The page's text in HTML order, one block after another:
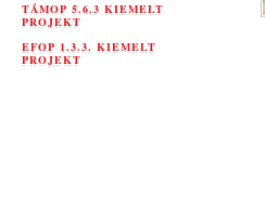
TÁMOP 5.6.3 KIEMELT
PROJEKT
EFOP 1.3.3. KIEMELT
PROJEKT